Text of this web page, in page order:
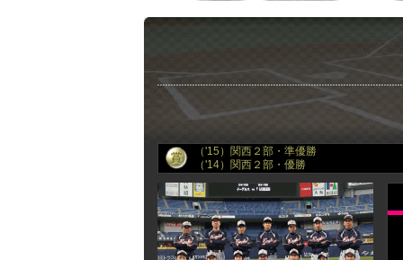
（'15）関西２部・準優勝
（'14）関西２部・優勝